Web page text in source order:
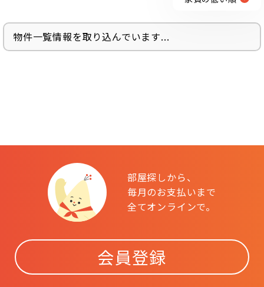
物件一覧情報を取り込んでいます...
部屋探しから、
毎月のお支払いまで
全てオンラインで。
会員登録